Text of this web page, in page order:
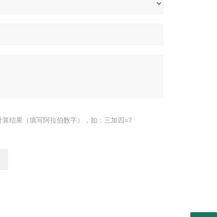
算结果（填写阿拉伯数字），如：三加四=7